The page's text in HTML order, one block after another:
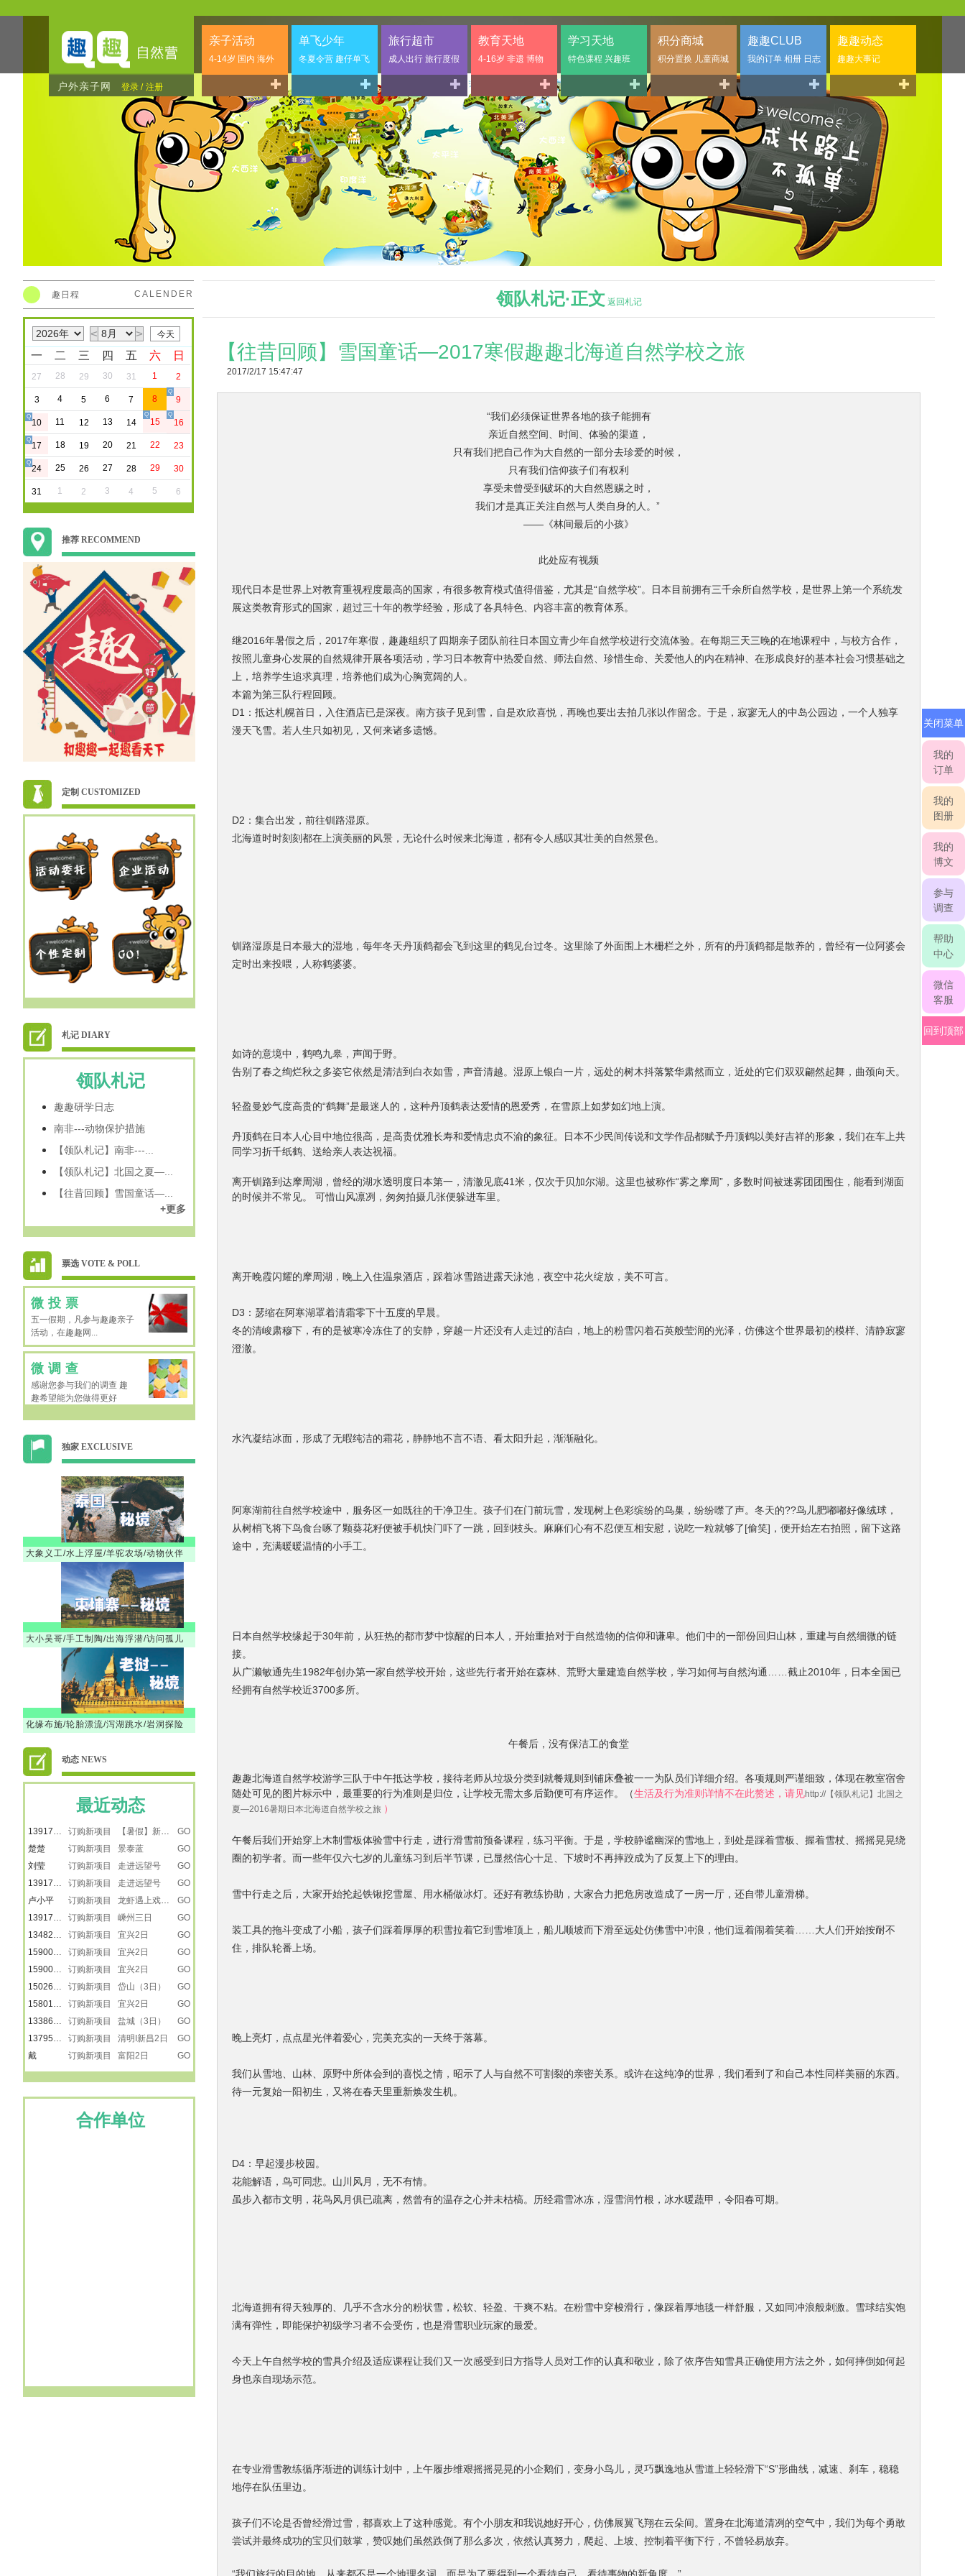
亲子活动
4-14岁 国内 海外
单飞少年
冬夏令营 趣仔单飞
旅行超市
成人出行 旅行度假
教育天地
4-16岁 非遗 博物
学习天地
特色课程 兴趣班
积分商城
积分置换 儿童商城
趣趣CLUB
我的订单 相册 日志
趣趣动态
趣趣大事记
户外亲子网 登录 / 注册
关闭菜单
我的
订单
我的
图册
我的
博文
参与
调查
帮助
中心
微信
客服
回到顶部
趣日程 CALENDER
< >
一 二 三 四 五 六 日
27 28 29 30 31 1 2
3 4 5 6 7 8 9
Q
10
Q
11 12 13 14 15
Q
16
Q
17
Q
18 19 20 21 22 23
24
Q
25 26 27 28 29 30
31 1 2 3 4 5 6
推荐 RECOMMEND
定制 CUSTOMIZED
札记 DIARY
领队札记
趣趣研学日志
南非---动物保护措施
【领队札记】南非---...
【领队札记】北国之夏—...
【往昔回顾】雪国童话—...
+更多
票选 VOTE & POLL
微投票
五一假期，凡参与趣趣亲子
活动，在趣趣网...
微调查
感谢您参与我们的调查 趣
趣希望能为您做得更好
独家 EXCLUSIVE
大象义工/水上浮屋/羊驼农场/动物伙伴
大小吴哥/手工制陶/出海浮潜/访问孤儿
化缘布施/轮胎漂流/泻湖跳水/岩洞探险
动态 NEWS
最近动态
徐韶
18616501218
订购新项目 【暑假】新疆之南疆
GO
楚楚
订购新项目 景泰蓝
GO
刘莹
订购新项目 走进远望号
GO
订购新项目 走进远望号
GO
卢小平
GO
13917887615
订购新项目 嵊州三日
GO
13482231733
订购新项目 宜兴2日
GO
15900809792
订购新项目 宜兴2日
GO
15900809792
订购新项目 宜兴2日
GO
15026616223
订购新项目 岱山（3日）
GO
15801805559
订购新项目 宜兴2日
GO
13386050288
订购新项目 盐城（3日）
GO
13795210816
订购新项目 清明I新昌2日
GO
戴
订购新项目 富阳2日
GO
订购新项目 富阳2日
GO
戴
订购新项目 富阳2日
GO
合作单位
领队札记·正文 返回札记
【往昔回顾】雪国童话—2017寒假趣趣北海道自然学校之旅
2017/2/17 15:47:47
“我们必须保证世界各地的孩子能拥有
亲近自然空间、时间、体验的渠道，
只有我们把自己作为大自然的一部分去珍爱的时候，
只有我们信仰孩子们有权利
享受未曾受到破坏的大自然恩赐之时，
我们才是真正关注自然与人类自身的人。”
——《林间最后的小孩》
此处应有视频
现代日本是世界上对教育重视程度最高的国家，有很多教育模式值得借鉴，尤其是“自然学校”。日本目前拥有三千余所自然学校，是世界上第一个系统发
展这类教育形式的国家，超过三十年的教学经验，形成了各具特色、内容丰富的教育体系。
继2016年暑假之后，2017年寒假，趣趣组织了四期亲子团队前往日本国立青少年自然学校进行交流体验。在每期三天三晚的在地课程中，与校方合作，
按照儿童身心发展的自然规律开展各项活动，学习日本教育中热爱自然、 师法自然、珍惜生命、关爱他人的内在精神、在形成良好的基本社会习惯基础之
上， 培养学生追求真理， 培养他们成为心胸宽阔的人。
本篇为第三队行程回顾。
D1：抵达札幌首日，入住酒店已是深夜。南方孩子见到雪，自是欢欣喜悦，再晚也要出去拍几张以作留念。于是，寂寥无人的中岛公园边，一个人独享
漫天飞雪。若人生只如初见，又何来诸多遗憾。
D2：集合出发，前往钏路湿原。
北海道时时刻刻都在上演美丽的风景，无论什么时候来北海道，都有令人感叹其壮美的自然景色。
钏路湿原是日本最大的湿地，每年冬天丹顶鹤都会飞到这里的鹤见台过冬。这里除了外面围上木栅栏之外，所有的丹顶鹤都是散养的，曾经有一位阿婆会
定时出来投喂，人称鹤婆婆。
如诗的意境中，鹤鸣九皋，声闻于野。
告别了春之绚烂秋之多姿它依然是清洁到白衣如雪，声音清越。湿原上银白一片，远处的树木抖落繁华肃然而立，近处的它们双双翩然起舞，曲颈向天。
轻盈曼妙气度高贵的“鹤舞”是最迷人的，这种丹顶鹤表达爱情的恩爱秀，在雪原上如梦如幻地上演。
丹顶鹤在日本人心目中地位很高，是高贵优雅长寿和爱情忠贞不渝的象征。日本不少民间传说和文学作品都赋予丹顶鹤以美好吉祥的形象，我们在车上共
同学习折千纸鹤、送给亲人表达祝福。
离开钏路到达摩周湖，曾经的湖水透明度日本第一，清澈见底41米，仅次于贝加尔湖。这里也被称作“雾之摩周”，多数时间被迷雾团团围住，能看到湖面
的时候并不常见。 可惜山风凛冽，匆匆拍摄几张便躲进车里。
离开晚霞闪耀的摩周湖， 晚上入住温泉酒店，踩着冰雪踏进露天泳池，夜空中花火绽放，美不可言。
D3：瑟缩在阿寒湖罩着清霜零下十五度的早晨。
冬的清峻肃穆下，有的是被寒冷冻住了的安静，穿越一片还没有人走过的洁白，地上的粉雪闪着石英般莹润的光泽，仿佛这个世界最初的模样、 清静寂寥
澄澈。
水汽凝结冰面，形成了无暇纯洁的霜花，静静地不言不语、看太阳升起，渐渐融化。
阿寒湖前往自然学校途中，服务区一如既往的干净卫生。孩子们在门前玩雪，发现树上色彩缤纷的鸟巢，纷纷噤了声。冬天的??鸟儿肥嘟嘟好像绒球，
从树梢飞将下鸟食台啄了颗葵花籽便被手机快门吓了一跳，回到枝头。麻麻们心有不忍便互相安慰，说吃一粒就够了[偷笑]，便开始左右拍照，留下这路
途中，充满暖暖温情的小手工。
日本自然学校缘起于30年前，从狂热的都市梦中惊醒的日本人，开始重拾对于自然造物的信仰和谦卑。他们中的一部份回归山林，重建与自然细微的链
接。
从广濑敏通先生1982年创办第一家自然学校开始，这些先行者开始在森林、荒野大量建造自然学校，学习如何与自然沟通……截止2010年，日本全国已
经拥有自然学校近3700多所。
午餐后，没有保洁工的食堂
趣趣北海道自然学校游学三队于中午抵达学校，接待老师从垃圾分类到就餐规则到铺床叠被一一为队员们详细介绍。各项规则严谨细致，体现在教室宿舍
随处可见的图片标示中，最重要的行为准则是归位，让学校无需太多后勤便可有序运作。（生活及行为准则详情不在此赘述，请见http://【领队札记】北国之
夏—2016暑期日本北海道自然学校之旅 ）
午餐后我们开始穿上木制雪板体验雪中行走，进行滑雪前预备课程，练习平衡。于是，学校静谧幽深的雪地上，到处是踩着雪板、握着雪杖、摇摇晃晃绕
圈的初学者。而一些年仅六七岁的儿童练习到后半节课，已显然信心十足、下坡时不再摔跤成为了反复上下的理由。
雪中行走之后，大家开始抡起铁锹挖雪屋、用水桶做冰灯。还好有教练协助，大家合力把危房改造成了一房一厅，还自带儿童滑梯。
装工具的拖斗变成了小船，孩子们踩着厚厚的积雪拉着它到雪堆顶上，船儿顺坡而下滑至远处仿佛雪中冲浪，他们逗着闹着笑着……大人们开始按耐不
住，排队轮番上场。
晚上亮灯，点点星光伴着爱心，完美充实的一天终于落幕。
我们从雪地、山林、原野中所体会到的喜悦之情，昭示了人与自然不可割裂的亲密关系。或许在这纯净的世界，我们看到了和自己本性同样美丽的东西。
待一元复始一阳初生，又将在春天里重新焕发生机。
D4：早起漫步校园。
花能解语，鸟可同悲。山川风月，无不有情。
虽步入都市文明，花鸟风月俱已疏离，然曾有的温存之心并未枯槁。历经霜雪冰冻，湿雪润竹根，冰水暖蔬甲，令阳春可期。
北海道拥有得天独厚的、几乎不含水分的粉状雪，松软、轻盈、干爽不粘。在粉雪中穿梭滑行，像踩着厚地毯一样舒服，又如同冲浪般刺激。雪球结实饱
满有弹性，即能保护初级学习者不会受伤，也是滑雪职业玩家的最爱。
今天上午自然学校的雪具介绍及适应课程让我们又一次感受到日方指导人员对工作的认真和敬业，除了依序告知雪具正确使用方法之外，如何摔倒如何起
身也亲自现场示范。
在专业滑雪教练循序渐进的训练计划中，上午履步维艰摇摇晃晃的小企鹅们，变身小鸟儿，灵巧飘逸地从雪道上轻轻滑下“S”形曲线，减速、刹车，稳稳
地停在队伍里边。
孩子们不论是否曾经滑过雪，都喜欢上了这种感觉。有个小朋友和我说她好开心，仿佛展翼飞翔在云朵间。置身在北海道清冽的空气中，我们为每个勇敢
尝试并最终成功的宝贝们鼓掌，赞叹她们虽然跌倒了那么多次，依然认真努力，爬起、上坡、控制着平衡下行，不曾轻易放弃。